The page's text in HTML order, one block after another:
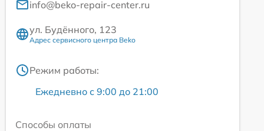
info@beko-repair-center.ru
ул. Будённого, 123
Адрес сервисного центра Beko
Режим работы:
Ежедневно с 9:00 до 21:00
Способы оплаты